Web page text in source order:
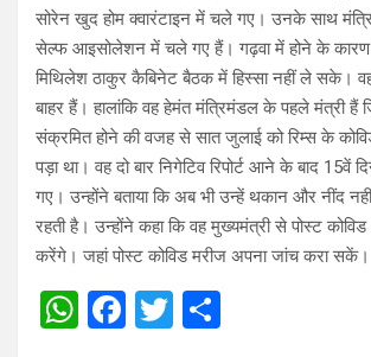
सोरेन खुद होम क्वारंटाइन में चले गए। उनके साथ
सेल्फ आइसोलेशन में चले गए हैं। गढ़वा में होने के
मिथिलेश ठाकुर कैबिनेट बैठक में हिस्सा नहीं ले सके।
बाहर हैं। हालांकि वह हेमंत मंत्रिमंडल के पहले मंत्री हैं
संक्रमित होने की वजह से सात जुलाई को रिम्स के कोविड
पड़ा था। वह दो बार निगेटिव रिपोर्ट आने के बाद 15वें
गए। उन्होंने बताया कि अब भी उन्हें थकान और नींद
रहती है। उन्होंने कहा कि वह मुख्यमंत्री से पोस्ट
करेंगे। जहां पोस्ट कोविड मरीज अपना जांच करा सकें।
W F
T